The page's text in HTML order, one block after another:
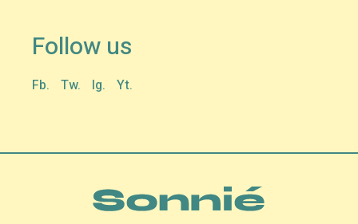
Follow us
Fb. Tw. Ig. Yt.